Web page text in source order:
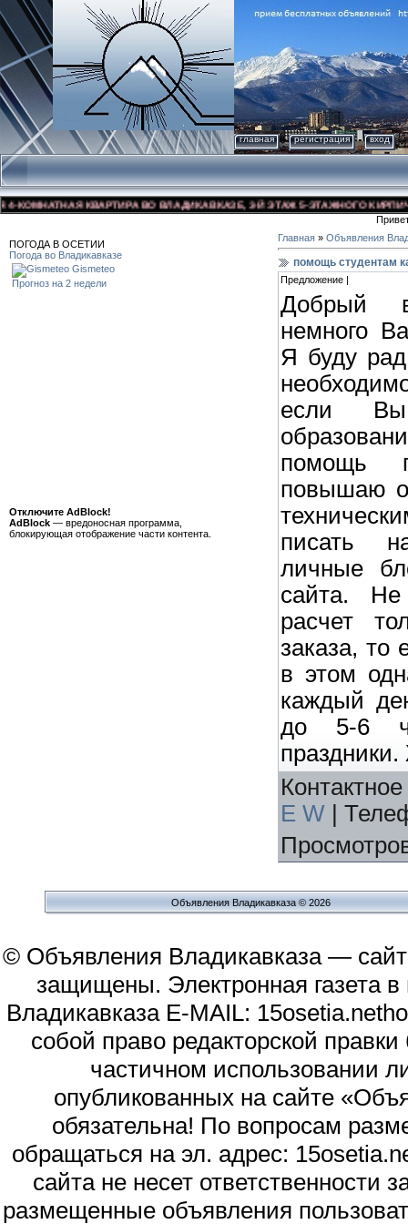
главная регистрация вход
КВАРТИРА ВО ВЛАДИКАВКАЗЕ, 3-Й ЭТАЖ 5-ЭТАЖНОГО
ПОГОДА В ОСЕТИИ
Погода во Владикавказе
Gismeteo
Прогноз на 2 недели
Отключите AdBlock!
AdBlock — вредоносная программа,
блокирующая отображение части контента.
Главная » Объявления
помощь студентам
Предложение |
Добрый
немного
Я буду
если Вы
помощь
повышаю
писать
личные
сайта. Не
расчет
заказа, то
в этом
каждый
до 5-6
E W |
Объявления Владикавказа © 2026
© Объявления Владикавказа —
защищены. Электронная газета
Владикавказа E-MAIL:
собой право редакторской
частичном использовании
опубликованных на сайте
обязательна! По вопросам
обращаться на эл. адрес:
сайта не несет
размещенные объявления